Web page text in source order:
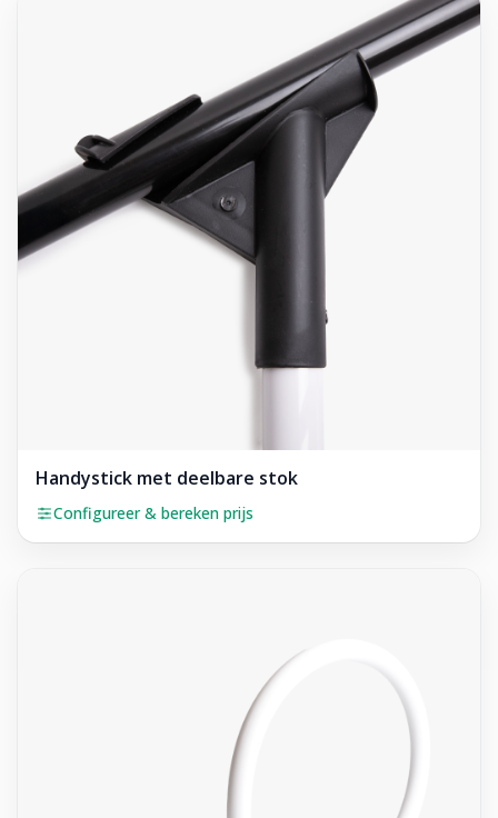
Handystick met deelbare stok
Configureer & bereken prijs